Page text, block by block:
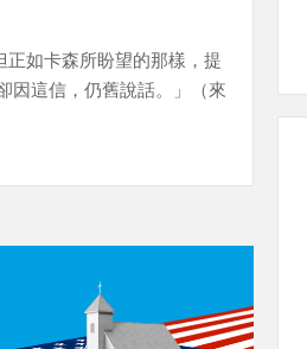
如卡森所盼望的那樣，提
因這信，仍舊說話。」（來